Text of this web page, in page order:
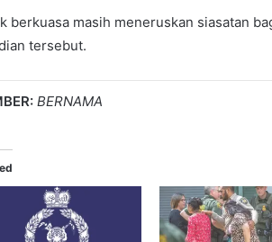
berkuasa masih meneruskan siasatan
tersebut.
BERNAMA